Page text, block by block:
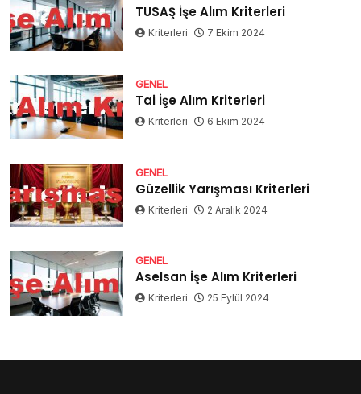
TUSAŞ İşe Alım Kriterleri
Kriterleri 7 Ekim 2024
GENEL
Tai İşe Alım Kriterleri
Kriterleri 6 Ekim 2024
GENEL
Güzellik Yarışması Kriterleri
Kriterleri 2 Aralık 2024
GENEL
Aselsan İşe Alım Kriterleri
Kriterleri 25 Eylül 2024